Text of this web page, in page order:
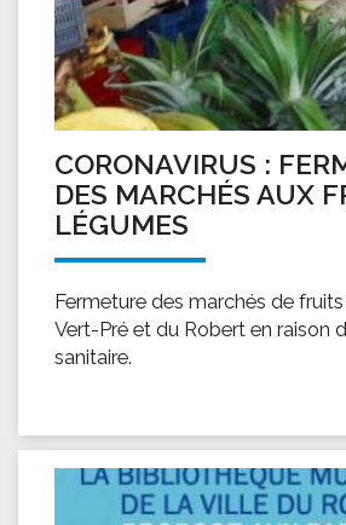
CORONAVIRUS :
DES MARCHÉS AUX
LÉGUMES
Fermeture des marchés de
Vert-Pré et du Robert en raison
sanitaire.